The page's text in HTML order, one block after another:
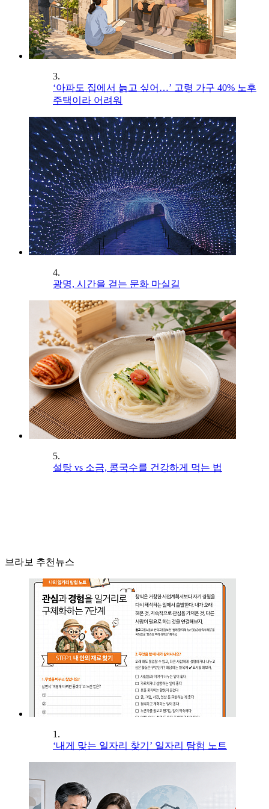
3.
‘아파도 집에서 늙고 싶어…’ 고령 가구 40% 노후
주택이라 어려워
4.
광명, 시간을 걷는 문화 마실길
5.
설탕 vs 소금, 콩국수를 건강하게 먹는 법
브라보 추천뉴스
1.
‘내게 맞는 일자리 찾기’ 일자리 탐험 노트